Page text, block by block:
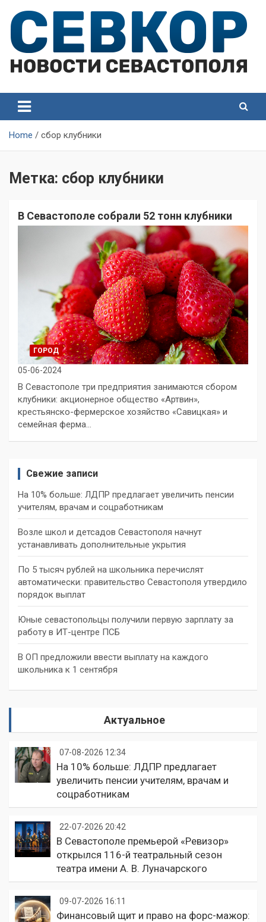
content
Севастополя
Севастополя
Home сбор клубники
Метка: сбор клубники
В Севастополе собрали 52 тонн клубники
ГОРОД
05-06-2024
В Севастополе три предприятия занимаются сбором
клубники: акционерное общество «Артвин»,
крестьянско-фермерское хозяйство «Савицкая» и
семейная ферма…
Свежие записи
На 10% больше: ЛДПР предлагает увеличить пенсии
учителям, врачам и соцработникам
Возле школ и детсадов Севастополя начнут
устанавливать дополнительные укрытия
По 5 тысяч рублей на школьника перечислят
автоматически: правительство Севастополя утвердило
порядок выплат
Юные севастопольцы получили первую зарплату за
работу в ИТ-центре ПСБ
В ОП предложили ввести выплату на каждого
школьника к 1 сентября
Актуальное
07-08-2026 12:34
На 10% больше: ЛДПР предлагает
увеличить пенсии учителям, врачам и
соцработникам
22-07-2026 20:42
В Севастополе премьерой «Ревизор»
открылся 116-й театральный сезон
театра имени А. В. Луначарского
09-07-2026 16:11
Финансовый щит и право на форс-мажор: